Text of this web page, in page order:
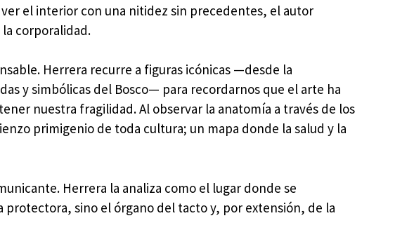
el interior con una nitidez sin precedentes, el autor
corporalidad.
Herrera recurre a figuras icónicas —desde la
y simbólicas del Bosco— para recordarnos que el arte ha
nuestra fragilidad. Al observar la anatomía a través de los
primigenio de toda cultura; un mapa donde la salud y la
Herrera la analiza como el lugar donde se
protectora, sino el órgano del tacto y, por extensión, de la